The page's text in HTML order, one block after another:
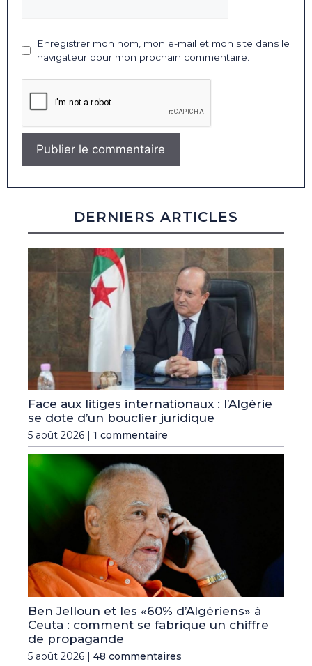
Enregistrer mon nom, mon e-mail et mon site dans le
navigateur pour mon prochain commentaire.
DERNIERS ARTICLES
Face aux litiges internationaux : l’Algérie
se dote d’un bouclier juridique
5 août 2026 | 1 commentaire
Ben Jelloun et les «60% d’Algériens» à
Ceuta : comment se fabrique un chiffre
de propagande
5 août 2026 | 48 commentaires